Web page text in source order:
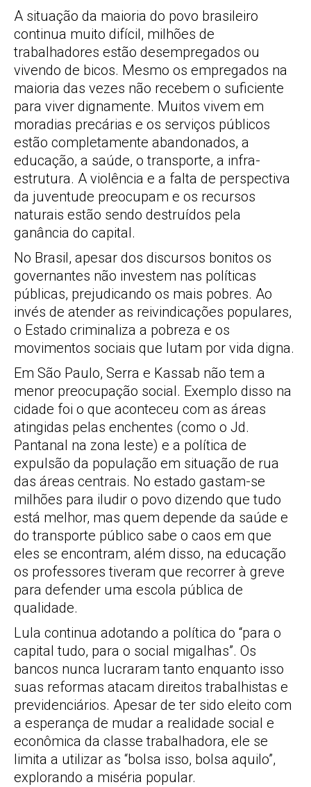
A situação da maioria do povo brasileiro
continua muito difícil, milhões de
trabalhadores estão desempregados ou
vivendo de bicos. Mesmo os empregados na
maioria das vezes não recebem o suficiente
para viver dignamente. Muitos vivem em
moradias precárias e os serviços públicos
estão completamente abandonados, a
educação, a saúde, o transporte, a infra-
estrutura. A violência e a falta de perspectiva
da juventude preocupam e os recursos
naturais estão sendo destruídos pela
ganância do capital.
No Brasil, apesar dos discursos bonitos os
governantes não investem nas políticas
públicas, prejudicando os mais pobres. Ao
invés de atender as reivindicações populares,
o Estado criminaliza a pobreza e os
movimentos sociais que lutam por vida digna.
Em São Paulo, Serra e Kassab não tem a
menor preocupação social. Exemplo disso na
cidade foi o que aconteceu com as áreas
atingidas pelas enchentes (como o Jd.
Pantanal na zona leste) e a política de
expulsão da população em situação de rua
das áreas centrais. No estado gastam-se
milhões para iludir o povo dizendo que tudo
está melhor, mas quem depende da saúde e
do transporte público sabe o caos em que
eles se encontram, além disso, na educação
os professores tiveram que recorrer à greve
para defender uma escola pública de
qualidade.
Lula continua adotando a política do “para o
capital tudo, para o social migalhas”. Os
bancos nunca lucraram tanto enquanto isso
suas reformas atacam direitos trabalhistas e
previdenciários. Apesar de ter sido eleito com
a esperança de mudar a realidade social e
econômica da classe trabalhadora, ele se
limita a utilizar as “bolsa isso, bolsa aquilo”,
explorando a miséria popular.